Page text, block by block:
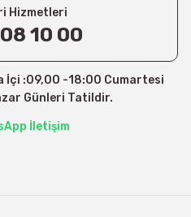
Hizmetleri
10 00
İçi :09,00 -18:00 Cumartesi
Günleri Tatildir.
İletişim